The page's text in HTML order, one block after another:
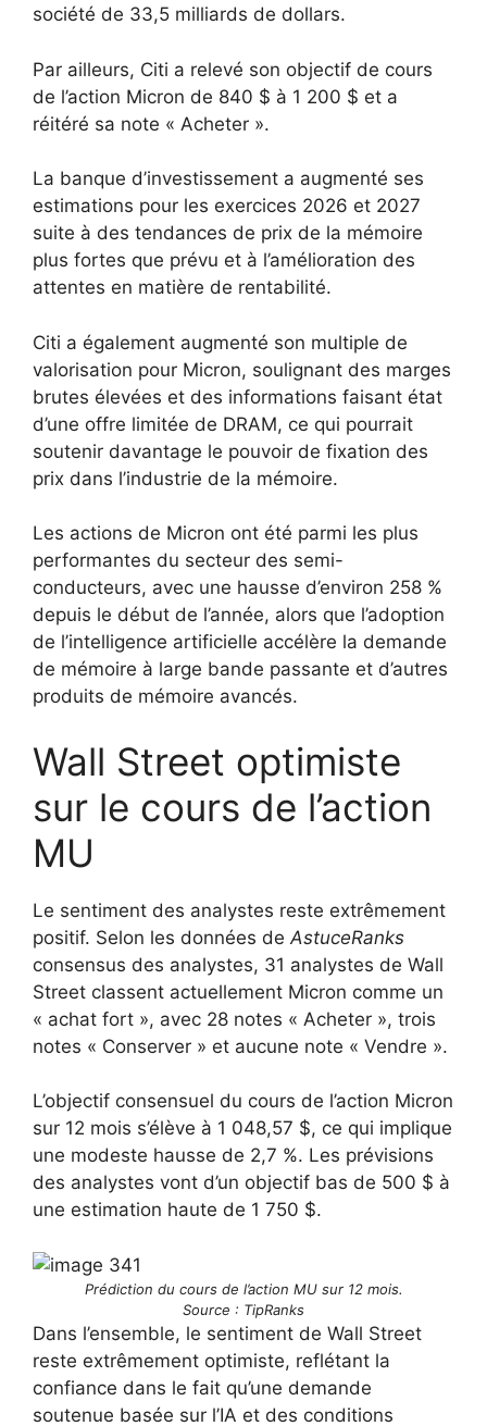
société de 33,5 milliards de dollars.
Par ailleurs, Citi a relevé son objectif de cours
de l’action Micron de 840 $ à 1 200 $ et a
réitéré sa note « Acheter ».
La banque d’investissement a augmenté ses
estimations pour les exercices 2026 et 2027
suite à des tendances de prix de la mémoire
plus fortes que prévu et à l’amélioration des
attentes en matière de rentabilité.
Citi a également augmenté son multiple de
valorisation pour Micron, soulignant des marges
brutes élevées et des informations faisant état
d’une offre limitée de DRAM, ce qui pourrait
soutenir davantage le pouvoir de fixation des
prix dans l’industrie de la mémoire.
Les actions de Micron ont été parmi les plus
performantes du secteur des semi-
conducteurs, avec une hausse d’environ 258 %
depuis le début de l’année, alors que l’adoption
de l’intelligence artificielle accélère la demande
de mémoire à large bande passante et d’autres
produits de mémoire avancés.
Wall Street optimiste
sur le cours de l’action
MU
Le sentiment des analystes reste extrêmement
positif. Selon les données de AstuceRanks
consensus des analystes, 31 analystes de Wall
Street classent actuellement Micron comme un
« achat fort », avec 28 notes « Acheter », trois
notes « Conserver » et aucune note « Vendre ».
L’objectif consensuel du cours de l’action Micron
sur 12 mois s’élève à 1 048,57 $, ce qui implique
une modeste hausse de 2,7 %. Les prévisions
des analystes vont d’un objectif bas de 500 $ à
une estimation haute de 1 750 $.
Prédiction du cours de l’action MU sur 12 mois.
Source : TipRanks
Dans l’ensemble, le sentiment de Wall Street
reste extrêmement optimiste, reflétant la
confiance dans le fait qu’une demande
soutenue basée sur l’IA et des conditions